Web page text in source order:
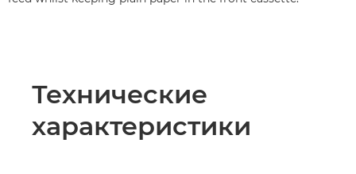
Технические
характеристики